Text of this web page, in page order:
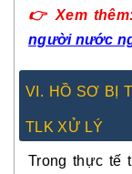
👉 Xem
người nước
VI. HỒ SƠ BỊ
TLK XỬ LÝ
Trong thực tế